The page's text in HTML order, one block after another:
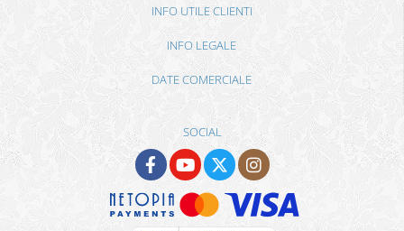
INFO UTILE CLIENTI
INFO LEGALE
DATE COMERCIALE
SOCIAL